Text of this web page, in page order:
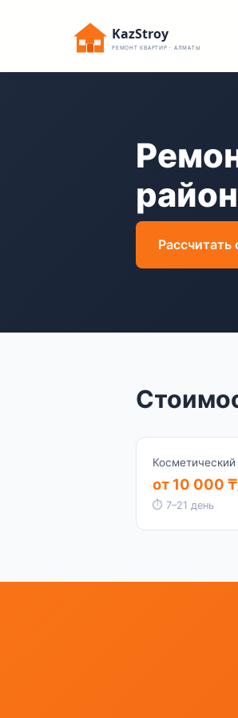
содержимому
KazStroy
РЕМОНТ КВАРТИР · АЛМАТЫ
Рассчитать
Косметический
от 10 000
⏱ 7–21 день